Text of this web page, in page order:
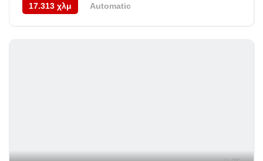
17.313 χλμ
Automatic
12/2023